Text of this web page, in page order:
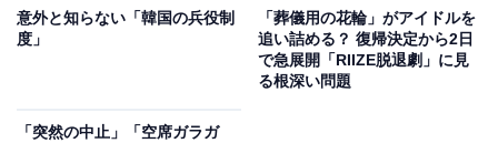
意外と知らない「韓国の兵役制
度」
「葬儀用の花輪」がアイドルを
追い詰める？ 復帰決定から2日
で急展開「RIIZE脱退劇」に見
る根深い問題
「突然の中止」「空席ガラガ